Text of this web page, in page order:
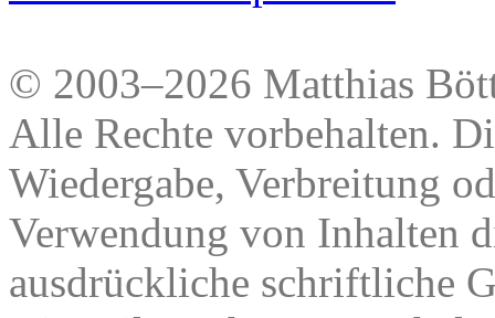
© 2003–2026 Matthias
Alle Rechte vorbehalten.
Wiedergabe, Verbreitung
Verwendung von Inhalten
ausdrückliche schriftliche